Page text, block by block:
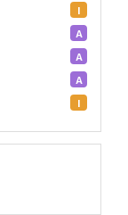
I
A
A
A
I